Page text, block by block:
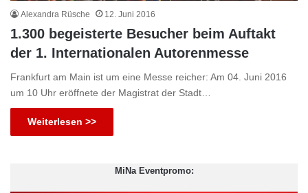
Alexandra Rüsche 12. Juni 2016
1.300 begeisterte Besucher beim Auftakt
der 1. Internationalen Autorenmesse
Frankfurt am Main ist um eine Messe reicher: Am 04. Juni 2016
um 10 Uhr eröffnete der Magistrat der Stadt…
Weiterlesen >>
MiNa Eventpromo: